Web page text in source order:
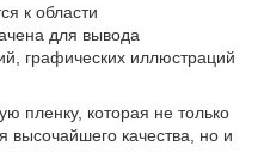
к области
для вывода
графических иллюстраций
пленку, которая не только
высочайшего качества, но и